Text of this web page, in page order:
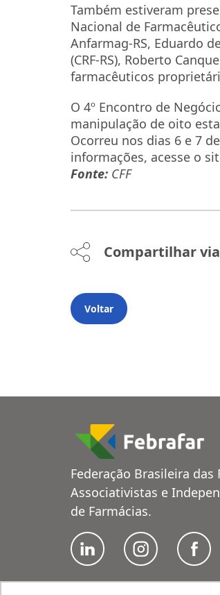
Também estiveram
Nacional de
Anfarmag-RS, Eduardo
(CRF-RS), Roberto
farmacêuticos
O 4º Encontro de
manipulação de oito
Ocorreu nos dias 6 e 7
informações, acesse o
Fonte: CFF
Compartilhar
Voltar
Federação Brasileira das
Associativistas e
de Farmácias.